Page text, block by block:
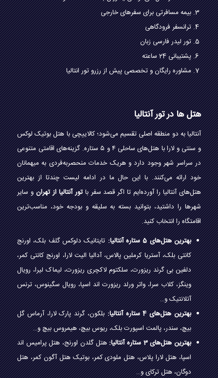
بیمه مسافرتی برای سفرهای خارجی
ترانسفر فرودگاهی
تور لیدر فارسی زبان
پشتیبانی 24 ساعته
مشاوره رایگان و تخصصی پیش از رزرو تور انتالیا
هتل ها در تور آنتالیا
آنتالیا به دو منطقه اصلی تقسیم می‌شود؛ کالاییچی با هتل بوتیک لوکس
و سنتی و لارا با هتل‌های ساحلی ۴ و ۵ ستاره. گزینه‌های اقامتی متنوعی
در سراسر شهر وجود دارد و هریک خدمات منحصربه‌فردی به میهمانان
خود ارائه می‌کنند. با این حال ما در ادامه لیست چندتا از بهترین
هتل‌های آنتالیا را آورده‌ایم تا اگر قصد سفر باتور آنتالیا از تهرانو سایر
شهرها را داشتید، بتوانید بسته به سلیقه و بودجه خود، مناسب‌ترین
اقامتگاه را انتخاب کنید.
بهترین هتل‌های 5 ستاره آنتالیا:
تایتانیک دلوکس گلف بلک، اورنج
کانتی بلک، آستریا کرملین پالاس، آدالیا الیت لارا، اورنج کانتی کمر،
دلفین بی گرند ریزورت، سلکتوم لاکچری ریزورت، لیماک لیرا، رویال
وینگز، کلاب سرا، واتر ورلد ریزورت اند اسپا، رویال سگینوس، ترنس
آتلانتیک و…
بهترین هتل‌های 4 ستاره آنتالیا:
بلکون، گرند پارک لارا، آرماس گل
بیچ، سندر، پالمت اسپورت بلک، ریوس بیچ، هیمروس بیچ و…
بهترین هتل‌های 3 ستاره آنتالیا:
هتل گلدن اورنج، هتل پرامیس اند
اسپا، هتل لارا پلاس، هتل ملودی کمر، بوتیک هتل آگون کمر، هتل
دوگان، هتل ترکای و…